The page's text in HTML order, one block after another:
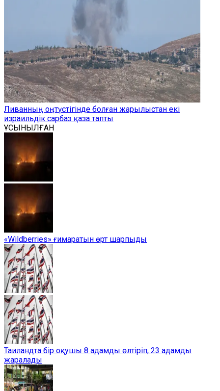
Ливанның оңтүстігінде болған жарылыстан екі
израильдік сарбаз қаза тапты
ҰСЫНЫЛҒАН
«Wildberries» ғимаратын өрт шарпыды
Таиландта бір оқушы 8 адамды өлтіріп, 23 адамды
жаралады